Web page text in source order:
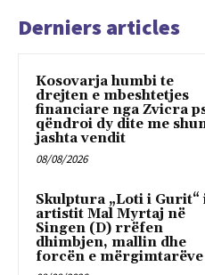
Derniers articles
Kosovarja humbi te
drejten e mbeshtetjes
financiare nga Zvicra
qëndroi dy dite me
jashta vendit
08/08/2026
Skulptura „Loti i Gurit“
artistit Mal Myrtaj në
Singen (D) rrëfen
dhimbjen, mallin dhe
forcën e mërgimtarëve